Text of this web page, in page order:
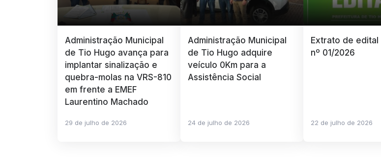
Administração Municipal
de Tio Hugo avança para
implantar sinalização e
quebra-molas na VRS-810
em frente a EMEF
Laurentino Machado
29 de julho de 2026
Administração Municipal
de Tio Hugo adquire
veículo 0Km para a
Assistência Social
24 de julho de 2026
Extrato de edital
nº 01/2026
22 de julho de 2026